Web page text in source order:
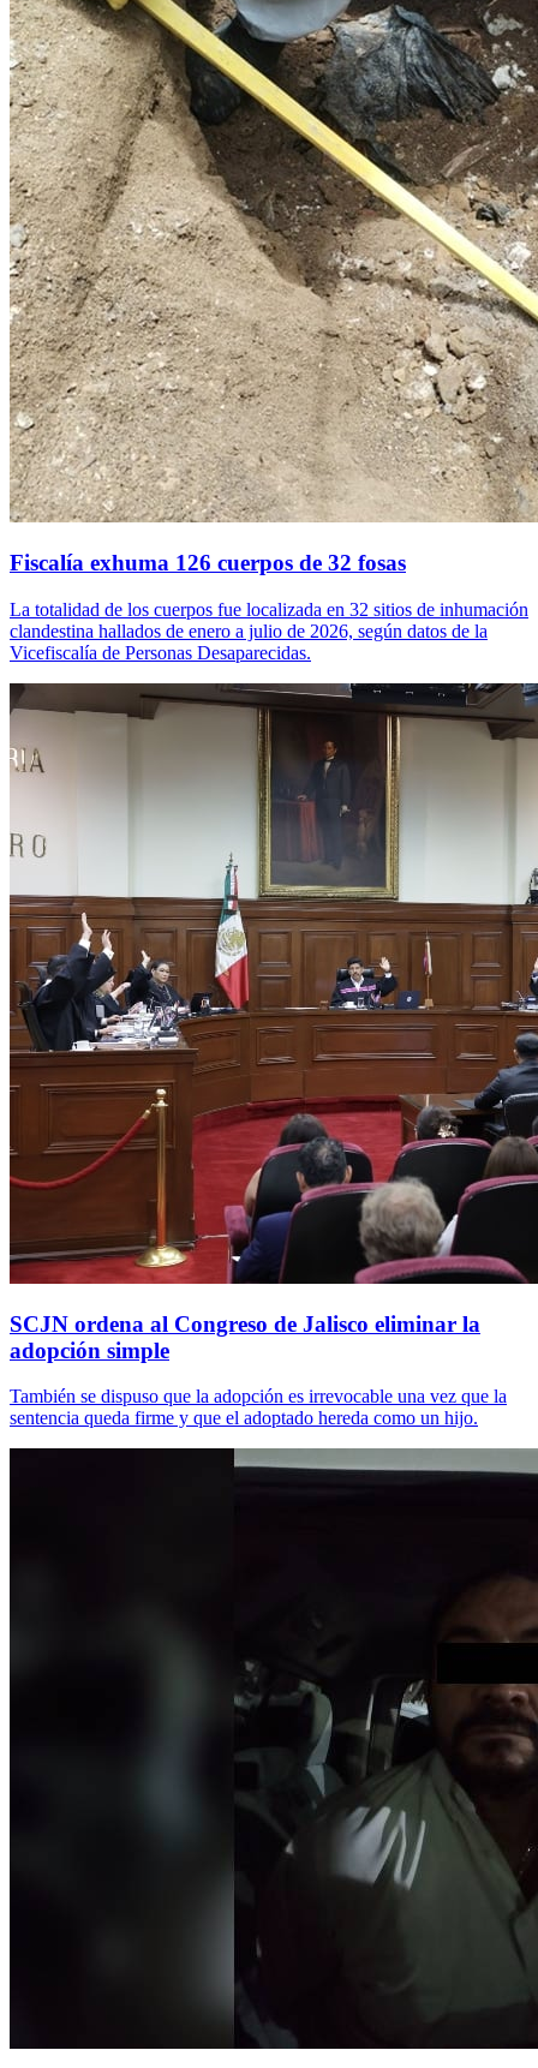
Fiscalía exhuma 126 cuerpos de 32 fosas
La totalidad de los cuerpos fue localizada en 32 sitios de inhumación
clandestina hallados de enero a julio de 2026, según datos de la
Vicefiscalía de Personas Desaparecidas.
SCJN ordena al Congreso de Jalisco eliminar la
adopción simple
También se dispuso que la adopción es irrevocable una vez que la
sentencia queda firme y que el adoptado hereda como un hijo.